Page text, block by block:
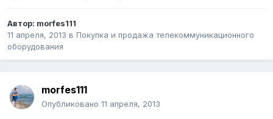
Автор: morfes111
11 апреля, 2013 в Покупка и продажа телекоммуникационного
оборудования
morfes111
Опубликовано 11 апреля, 2013